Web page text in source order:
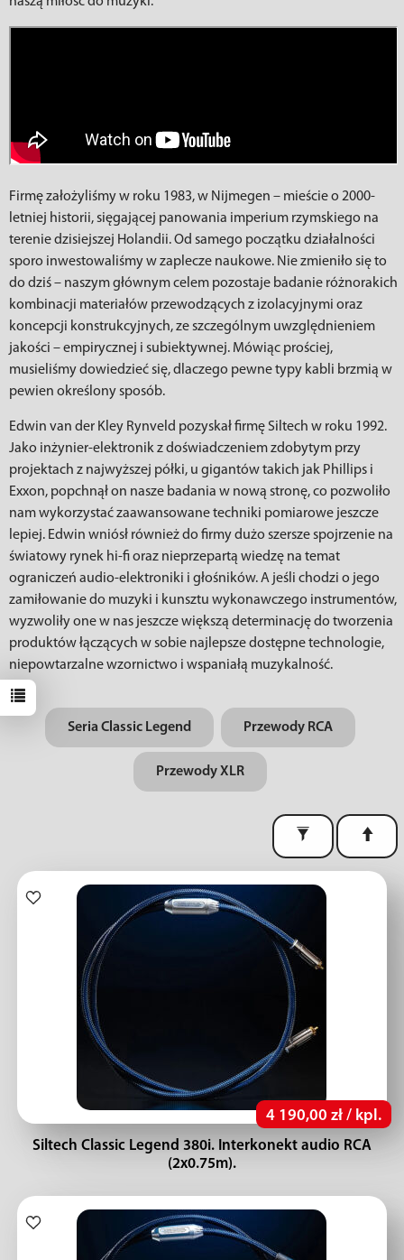
Firmę założyliśmy w roku 1983, w Nijmegen – mieście o 2000-
letniej historii, sięgającej panowania imperium rzymskiego na
terenie dzisiejszej Holandii. Od samego początku działalności
sporo inwestowaliśmy w zaplecze naukowe. Nie zmieniło się to
do dziś – naszym głównym celem pozostaje badanie różnorakich
kombinacji materiałów przewodzących z izolacyjnymi oraz
koncepcji konstrukcyjnych, ze szczególnym uwzględnieniem
jakości – empirycznej i subiektywnej. Mówiąc prościej,
musieliśmy dowiedzieć się, dlaczego pewne typy kabli brzmią w
pewien określony sposób.
Edwin van der Kley Rynveld pozyskał firmę Siltech w roku 1992.
Jako inżynier-elektronik z doświadczeniem zdobytym przy
projektach z najwyższej półki, u gigantów takich jak Phillips i
Exxon, popchnął on nasze badania w nową stronę, co pozwoliło
nam wykorzystać zaawansowane techniki pomiarowe jeszcze
lepiej. Edwin wniósł również do firmy dużo szersze spojrzenie na
światowy rynek hi-fi oraz nieprzepartą wiedzę na temat
ograniczeń audio-elektroniki i głośników. A jeśli chodzi o jego
zamiłowanie do muzyki i kunsztu wykonawczego instrumentów,
wyzwoliły one w nas jeszcze większą determinację do tworzenia
produktów łączących w sobie najlepsze dostępne technologie,
niepowtarzalne wzornictwo i wspaniałą muzykalność.
Seria Classic Legend Przewody RCA
Przewody XLR
4 190,00 zł / kpl.
Siltech Classic Legend 380i. Interkonekt audio RCA
(2x0.75m).